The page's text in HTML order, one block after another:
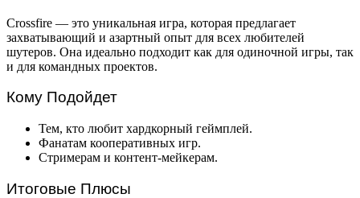
Crossfire — это уникальная игра, которая предлагает
захватывающий и азартный опыт для всех любителей
шутеров. Она идеально подходит как для одиночной игры, так
и для командных проектов.
Кому Подойдет
Тем, кто любит хардкорный геймплей.
Фанатам кооперативных игр.
Стримерам и контент-мейкерам.
Итоговые Плюсы